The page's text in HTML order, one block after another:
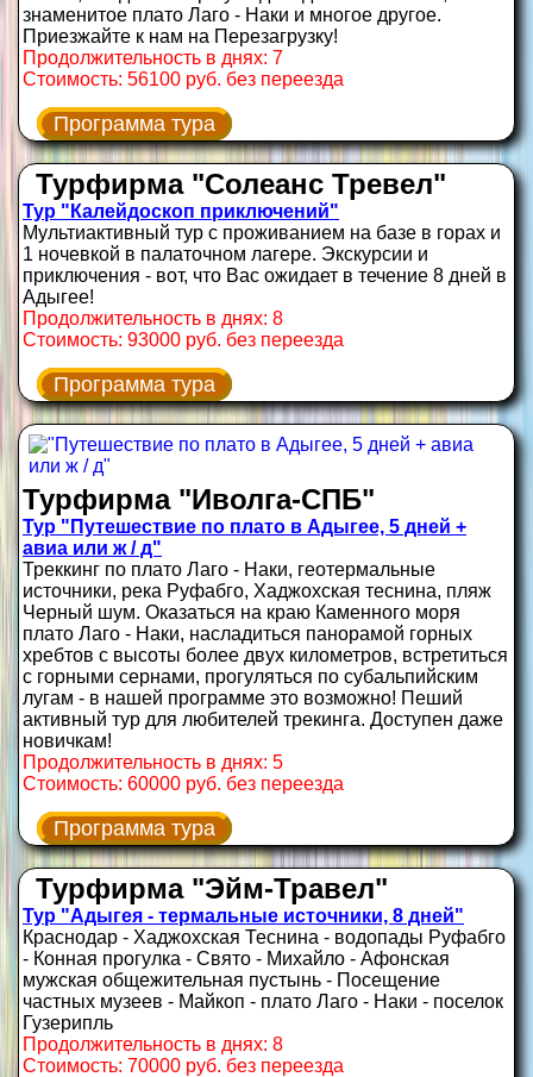
знаменитое плато Лаго - Наки и многое другое.
Приезжайте к нам на Перезагрузку!
Продолжительность в днях: 7
Стоимость: 56100 руб. без переезда
Программа тура
Турфирма "Солеанс Тревел"
Тур "Калейдоскоп приключений"
Мультиактивный тур с проживанием на базе в горах и
1 ночевкой в палаточном лагере. Экскурсии и
приключения - вот, что Вас ожидает в течение 8 дней в
Адыгее!
Продолжительность в днях: 8
Стоимость: 93000 руб. без переезда
Программа тура
Турфирма "Иволга-СПБ"
Тур "Путешествие по плато в Адыгее, 5 дней +
авиа или ж / д"
Треккинг по плато Лаго - Наки, геотермальные
источники, река Руфабго, Хаджохская теснина, пляж
Черный шум. Оказаться на краю Каменного моря
плато Лаго - Наки, насладиться панорамой горных
хребтов с высоты более двух километров, встретиться
с горными сернами, прогуляться по субальпийским
лугам - в нашей программе это возможно! Пеший
активный тур для любителей трекинга. Доступен даже
новичкам!
Продолжительность в днях: 5
Стоимость: 60000 руб. без переезда
Программа тура
Турфирма "Эйм-Травел"
Тур "Адыгея - термальные источники, 8 дней"
Краснодар - Хаджохская Теснина - водопады Руфабго
- Конная прогулка - Свято - Михайло - Афонская
мужская общежительная пустынь - Посещение
частных музеев - Майкоп - плато Лаго - Наки - поселок
Гузерипль
Продолжительность в днях: 8
Стоимость: 70000 руб. без переезда